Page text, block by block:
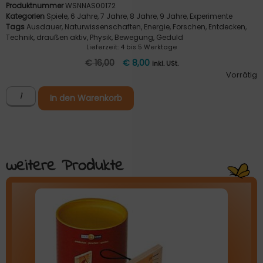
ProduktnummerWSNNAS00172
Kategorien Spiele, 6 Jahre,7 Jahre, 8 Jahre, 9 Jahre, Experimente
TagsAusdauer, Naturwissenschaften, Energie, Forschen, Entdecken,
Technik, draußen aktiv, Physik, Bewegung, Geduld
Lieferzeit: 4 bis 5 Werktage
€16,00 €8,00 inkl. USt.
Vorrätig
In den Warenkorb
weitere Produkte